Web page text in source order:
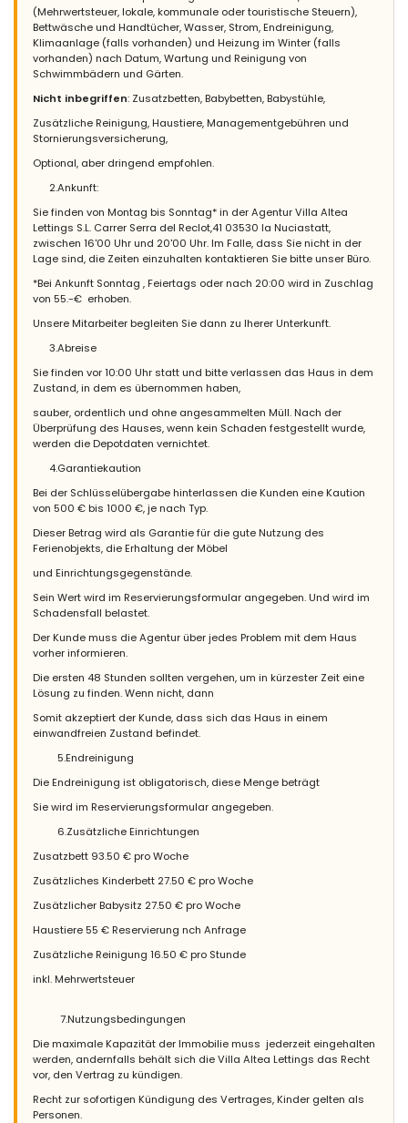
(Mehrwertsteuer, lokale, kommunale oder touristische Steuern),
Bettwäsche und Handtücher, Wasser, Strom, Endreinigung,
Klimaanlage (falls vorhanden) und Heizung im Winter (falls
vorhanden) nach Datum, Wartung und Reinigung von
Schwimmbädern und Gärten.
Nicht inbegriffen: Zusatzbetten, Babybetten, Babystühle,
Zusätzliche Reinigung, Haustiere, Managementgebühren und
Stornierungsversicherung,
Optional, aber dringend empfohlen.
2.Ankunft:
Sie finden von Montag bis Sonntag* in der Agentur Villa Altea
Lettings S.L. Carrer Serra del Reclot,41 03530 la Nuciastatt,
zwischen 16'00 Uhr und 20'00 Uhr. Im Falle, dass Sie nicht in der
Lage sind, die Zeiten einzuhalten kontaktieren Sie bitte unser Büro.
*Bei Ankunft Sonntag , Feiertags oder nach 20:00 wird in Zuschlag
von 55.-€ erhoben.
Unsere Mitarbeiter begleiten Sie dann zu Iherer Unterkunft.
3.Abreise
Sie finden vor 10:00 Uhr statt und bitte verlassen das Haus in dem
Zustand, in dem es übernommen haben,
sauber, ordentlich und ohne angesammelten Müll. Nach der
Überprüfung des Hauses, wenn kein Schaden festgestellt wurde,
werden die Depotdaten vernichtet.
4.Garantiekaution
Bei der Schlüsselübergabe hinterlassen die Kunden eine Kaution
von 500 € bis 1000 €, je nach Typ.
Dieser Betrag wird als Garantie für die gute Nutzung des
Ferienobjekts, die Erhaltung der Möbel
und Einrichtungsgegenstände.
Sein Wert wird im Reservierungsformular angegeben. Und wird im
Schadensfall belastet.
Der Kunde muss die Agentur über jedes Problem mit dem Haus
vorher informieren.
Die ersten 48 Stunden sollten vergehen, um in kürzester Zeit eine
Lösung zu finden. Wenn nicht, dann
Somit akzeptiert der Kunde, dass sich das Haus in einem
einwandfreien Zustand befindet.
5.Endreinigung
Die Endreinigung ist obligatorisch, diese Menge beträgt
Sie wird im Reservierungsformular angegeben.
6.Zusätzliche Einrichtungen
Zusatzbett 93.50 € pro Woche
Zusätzliches Kinderbett 27.50 € pro Woche
Zusätzlicher Babysitz 27.50 € pro Woche
Haustiere 55 € Reservierung nch Anfrage
Zusätzliche Reinigung 16.50 € pro Stunde
inkl. Mehrwertsteuer
7.Nutzungsbedingungen
Die maximale Kapazität der Immobilie muss jederzeit eingehalten
werden, andernfalls behält sich die Villa Altea Lettings das Recht
vor, den Vertrag zu kündigen.
Recht zur sofortigen Kündigung des Vertrages, Kinder gelten als
Personen.